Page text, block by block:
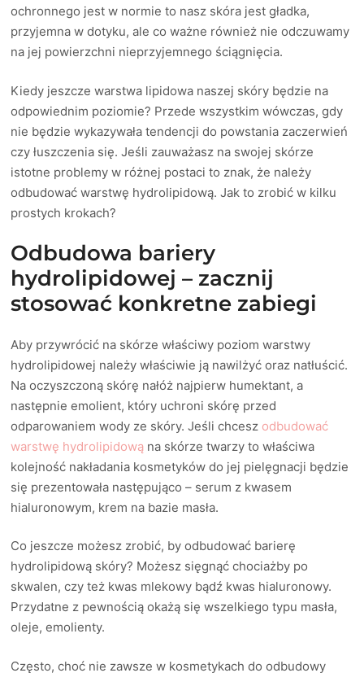
ochronnego jest w normie to nasz skóra jest gładka,
przyjemna w dotyku, ale co ważne również nie odczuwamy
na jej powierzchni nieprzyjemnego ściągnięcia.
Kiedy jeszcze warstwa lipidowa naszej skóry będzie na
odpowiednim poziomie? Przede wszystkim wówczas, gdy
nie będzie wykazywała tendencji do powstania zaczerwień
czy łuszczenia się. Jeśli zauważasz na swojej skórze
istotne problemy w różnej postaci to znak, że należy
odbudować warstwę hydrolipidową. Jak to zrobić w kilku
prostych krokach?
Odbudowa bariery
hydrolipidowej – zacznij
stosować konkretne zabiegi
Aby przywrócić na skórze właściwy poziom warstwy
hydrolipidowej należy właściwie ją nawilżyć oraz natłuścić.
Na oczyszczoną skórę nałóż najpierw humektant, a
następnie emolient, który uchroni skórę przed
odparowaniem wody ze skóry. Jeśli chcesz odbudować
warstwę hydrolipidową na skórze twarzy to właściwa
kolejność nakładania kosmetyków do jej pielęgnacji będzie
się prezentowała następująco – serum z kwasem
hialuronowym, krem na bazie masła.
Co jeszcze możesz zrobić, by odbudować barierę
hydrolipidową skóry? Możesz sięgnąć chociażby po
skwalen, czy też kwas mlekowy bądź kwas hialuronowy.
Przydatne z pewnością okażą się wszelkiego typu masła,
oleje, emolienty.
Często, choć nie zawsze w kosmetykach do odbudowy